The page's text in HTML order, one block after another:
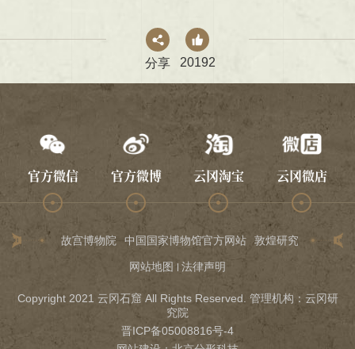
分享 20192
官方微信 官方微博 云冈淘宝 云冈微店
故宫博物院 中国国家博物馆官方网站 敦煌研究院 龙门石
网站地图 法律声明
Copyright 2021 云冈石窟 All Rights Reserved. 管理机构：云冈研
究院
晋ICP备05008816号-4